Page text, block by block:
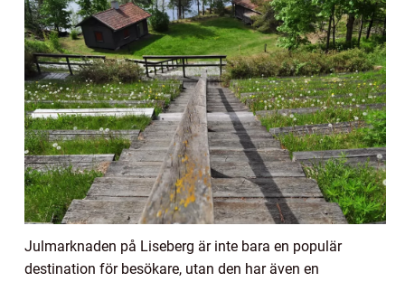
Julmarknaden på Liseberg är inte bara en populär
destination för besökare, utan den har även en